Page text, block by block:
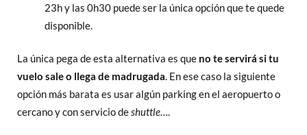
23h y las 0h30 puede ser la única opción que te quede
disponible.
La única pega de esta alternativa es que no te servirá si tu
vuelo sale o llega de madrugada. En ese caso la siguiente
opción más barata es usar algún parking en el aeropuerto o
cercano y con servicio deshuttle….